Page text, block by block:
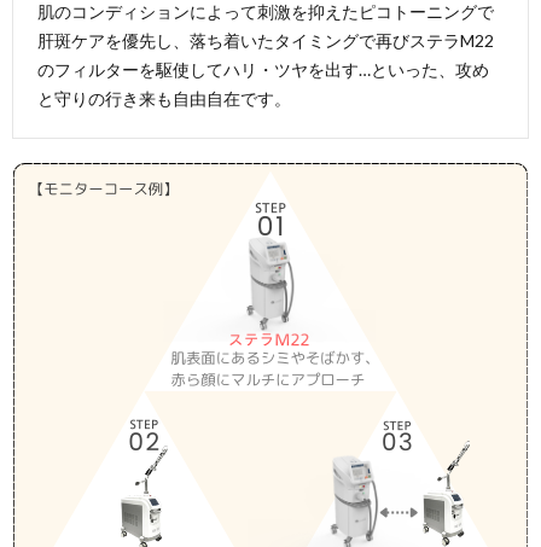
肌のコンディションによって刺激を抑えたピコトーニングで
肝斑ケアを優先し、落ち着いたタイミングで再びステラM22
のフィルターを駆使してハリ・ツヤを出す…といった、攻め
と守りの行き来も自由自在です。